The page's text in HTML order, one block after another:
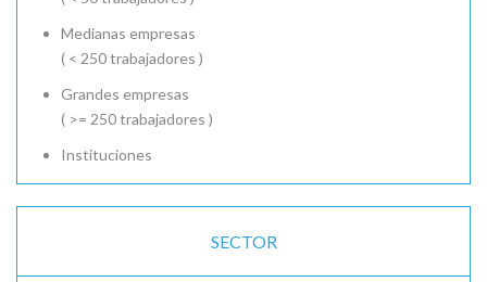
Medianas empresas
( < 250 trabajadores )
Grandes empresas
( >= 250 trabajadores )
Instituciones
SECTOR